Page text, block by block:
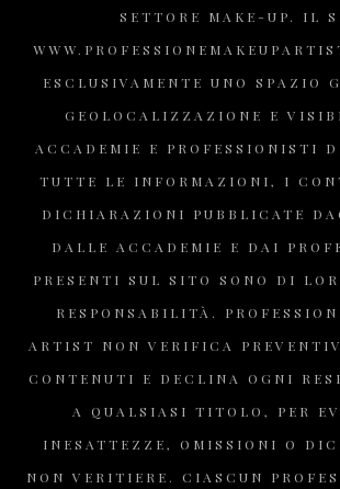
SETTORE MAKE-UP. IL
ESCLUSIVAMENTE UNO SPAZIO
GEOLOCALIZZAZIONE E
ACCADEMIE E PROFESSIONISTI
TUTTE LE INFORMAZIONI, I
DICHIARAZIONI PUBBLICATE
DALLE ACCADEMIE E DAI
PRESENTI SUL SITO SONO DI
RESPONSABILITÀ.
ARTIST NON VERIFICA
CONTENUTI E DECLINA OGNI
A QUALSIASI TITOLO, PER
INESATTEZZE, OMISSIONI O
NON VERITIERE. CIASCUN